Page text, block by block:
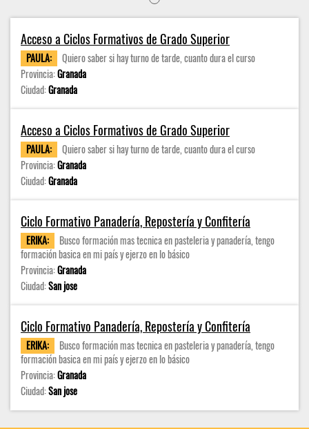
Acceso a Ciclos Formativos de Grado Superior
PAULA:
Quiero saber si hay turno de tarde, cuanto dura el curso
Provincia:Granada
Ciudad:Granada
Acceso a Ciclos Formativos de Grado Superior
PAULA:
Quiero saber si hay turno de tarde, cuanto dura el curso
Provincia:Granada
Ciudad:Granada
Ciclo Formativo Panadería, Repostería y Confitería
ERIKA:
Busco formación mas tecnica en pasteleria y panadería, tengo
formación basica en mi país y ejerzo en lo básico
Provincia:Granada
Ciudad:San jose
Ciclo Formativo Panadería, Repostería y Confitería
ERIKA:
Busco formación mas tecnica en pasteleria y panadería, tengo
formación basica en mi país y ejerzo en lo básico
Provincia:Granada
Ciudad:San jose